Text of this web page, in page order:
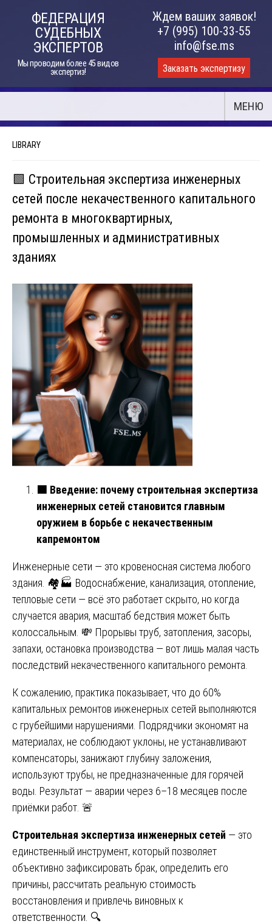
ФЕДЕРАЦИЯ
СУДЕБНЫХ
ЭКСПЕРТОВ
Мы проводим более 45 видов
экспертиз!
Ждем ваших заявок!
+7 (995) 100-33-55
info@fse.ms
Заказать экспертизу
МЕНЮ
LIBRARY
🟩 Строительная экспертиза инженерных
сетей после некачественного капитального
ремонта в многоквартирных,
промышленных и административных
зданиях
🟩 Введение: почему строительная экспертиза
инженерных сетей становится главным
оружием в борьбе с некачественным
капремонтом
Инженерные сети — это кровеносная система любого
здания. 🏘️🏭 Водоснабжение, канализация, отопление,
тепловые сети — всё это работает скрыто, но когда
случается авария, масштаб бедствия может быть
колоссальным. 💸 Прорывы труб, затопления, засоры,
запахи, остановка производства — вот лишь малая часть
последствий некачественного капитального ремонта.
К сожалению, практика показывает, что до 60%
капитальных ремонтов инженерных сетей выполняются
с грубейшими нарушениями. Подрядчики экономят на
материалах, не соблюдают уклоны, не устанавливают
компенсаторы, занижают глубину заложения,
используют трубы, не предназначенные для горячей
воды. Результат — аварии через 6–18 месяцев после
приёмки работ. 🚨
Строительная экспертиза инженерных сетей — это
единственный инструмент, который позволяет
объективно зафиксировать брак, определить его
причины, рассчитать реальную стоимость
восстановления и привлечь виновных к
ответственности. 🔍